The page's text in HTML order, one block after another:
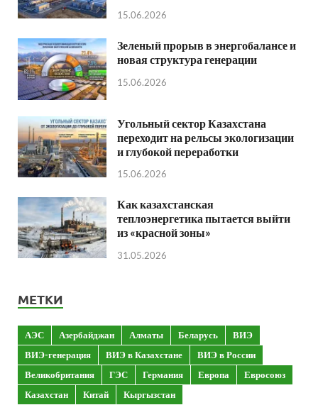
15.06.2026
Зеленый прорыв в энергобалансе и
новая структура генерации
15.06.2026
Угольный сектор Казахстана
переходит на рельсы экологизации
и глубокой переработки
15.06.2026
Как казахстанская
теплоэнергетика пытается выйти
из «красной зоны»
31.05.2026
МЕТКИ
АЭС Азербайджан Алматы Беларусь
ВИЭ
ВИЭ-генерация
ВИЭ в Казахстане
ВИЭ в России
Великобритания
ГЭС Германия Европа
Евросоюз
Казахстан
Китай
Кыргызстан